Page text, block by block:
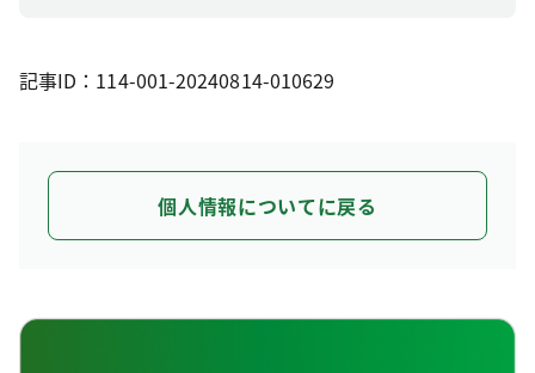
記事ID：114-001-20240814-010629
個人情報についてに戻る